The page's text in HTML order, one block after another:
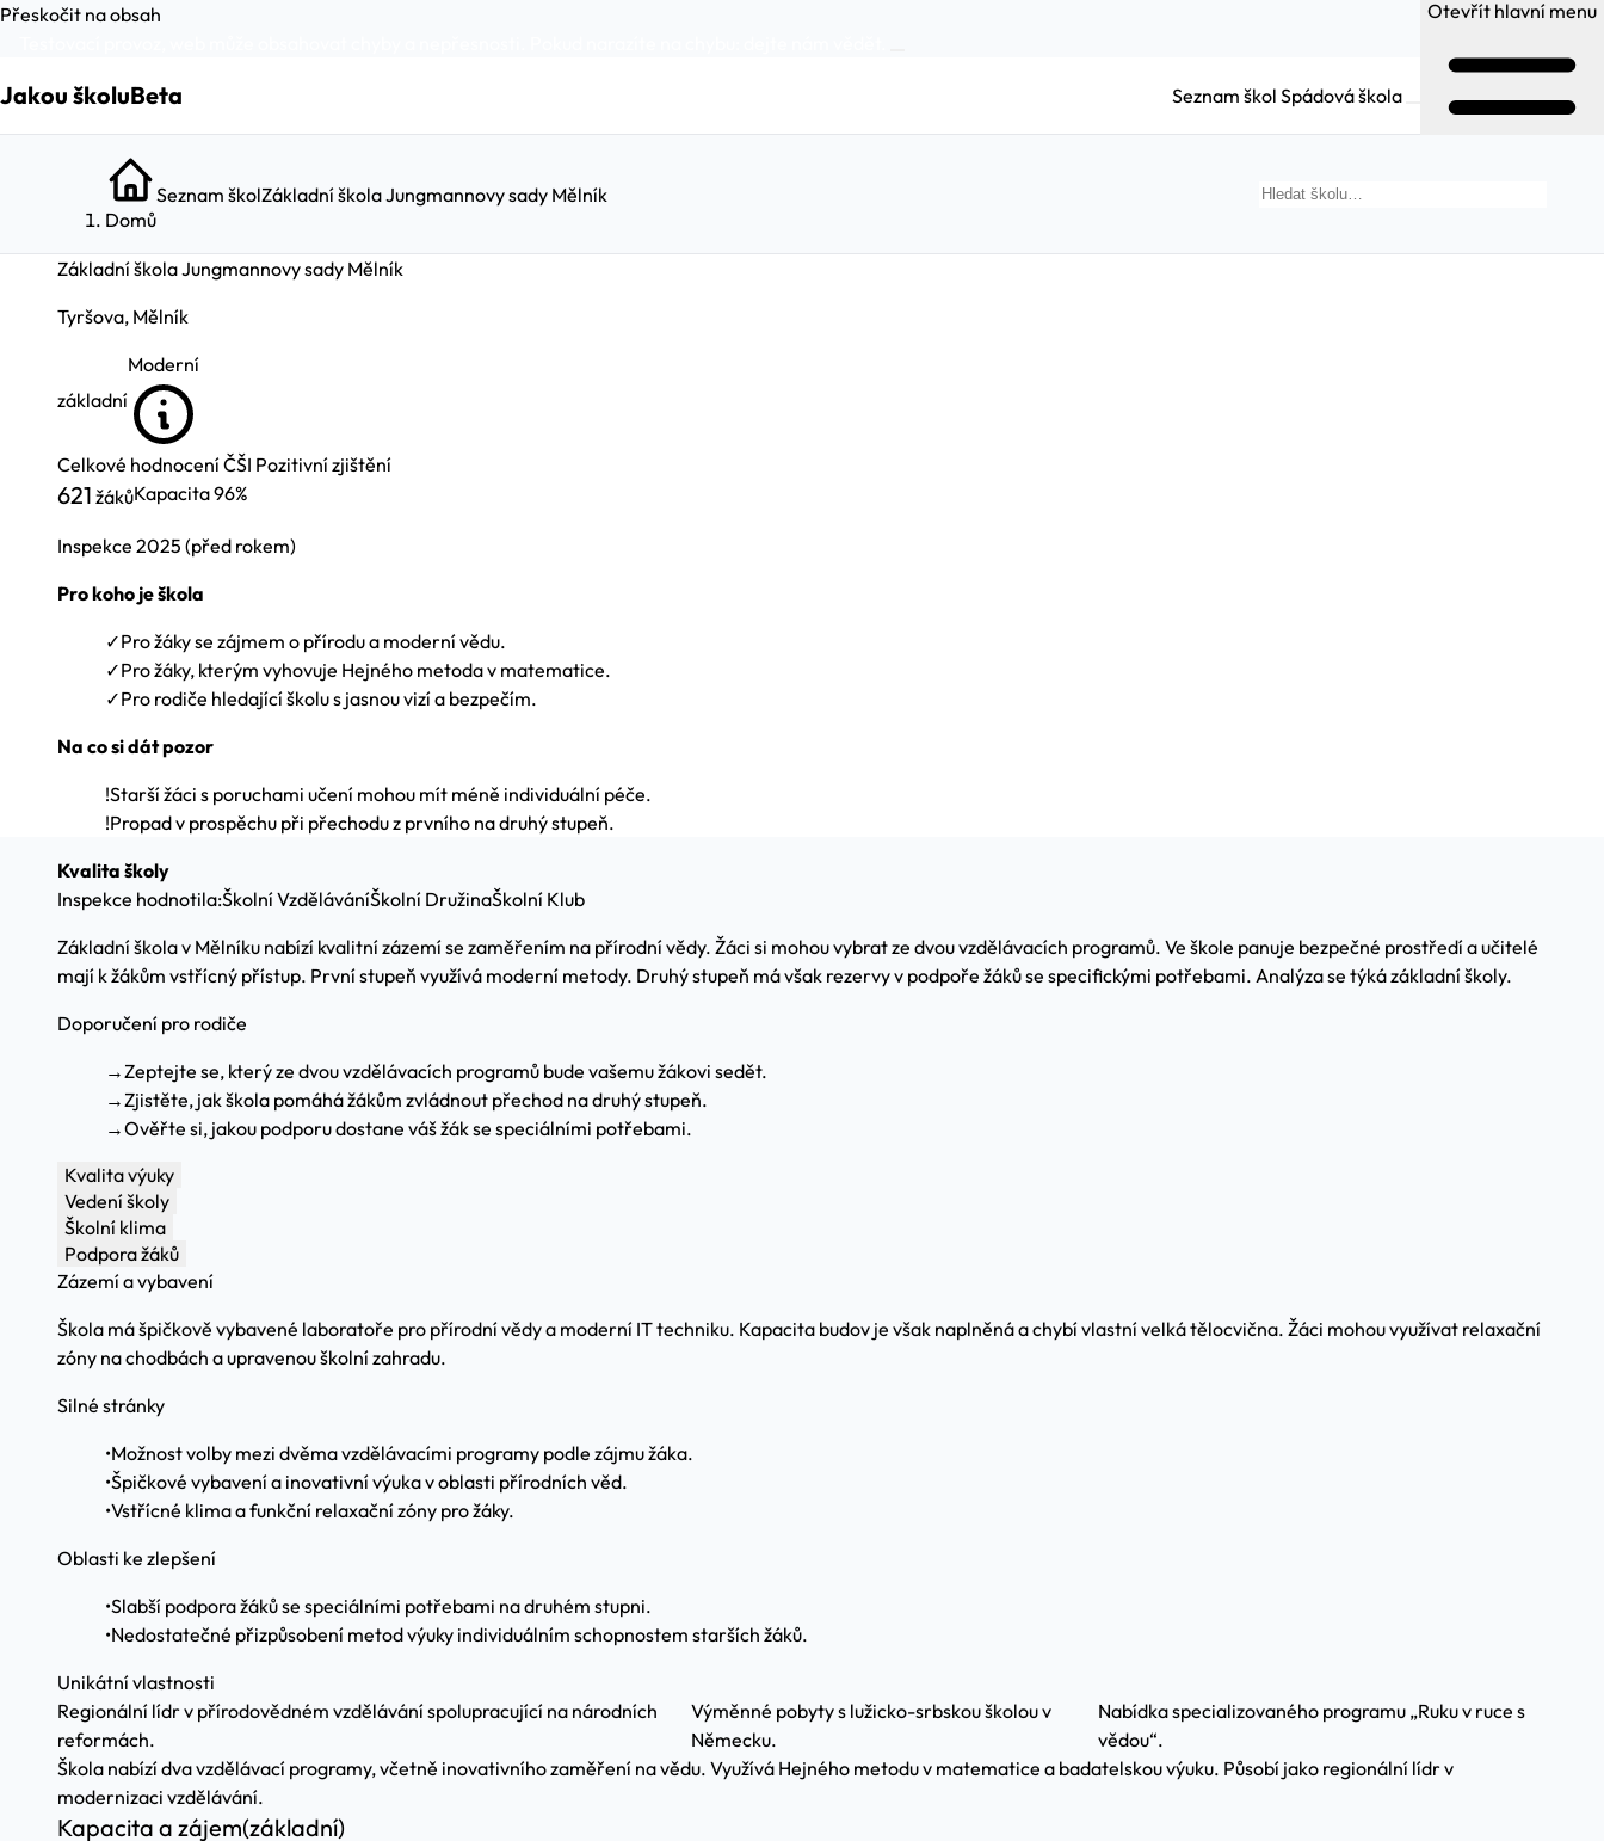
Přeskočit na obsah
Jakou školuBeta Seznam škol Spádová škola
Otevřít hlavní menu
Domů
Seznam školZákladní škola Jungmannovy sady Mělník
Základní škola Jungmannovy sady Mělník
Tyršova, Mělník
základní
Moderní
Celkové hodnocení ČŠI Pozitivní zjištění
621 žákůKapacita96%
Inspekce 2025 (před rokem)
Pro koho je škola
✓Pro žáky se zájmem o přírodu a moderní vědu.
✓Pro žáky, kterým vyhovuje Hejného metoda v matematice.
✓Pro rodiče hledající školu s jasnou vizí a bezpečím.
Na co si dát pozor
!Starší žáci s poruchami učení mohou mít méně individuální péče.
!Propad v prospěchu při přechodu z prvního na druhý stupeň.
Kvalita školy
Inspekce hodnotila:Školní VzděláváníŠkolní DružinaŠkolní Klub
Základní škola v Mělníku nabízí kvalitní zázemí se zaměřením na přírodní vědy. Žáci si mohou vybrat ze dvou vzdělávacích programů. Ve škole panuje bezpečné prostředí a učitelé
mají k žákům vstřícný přístup. První stupeň využívá moderní metody. Druhý stupeň má však rezervy v podpoře žáků se specifickými potřebami. Analýza se týká základní školy.
Doporučení pro rodiče
→Zeptejte se, který ze dvou vzdělávacích programů bude vašemu žákovi sedět.
→Zjistěte, jak škola pomáhá žákům zvládnout přechod na druhý stupeň.
→Ověřte si, jakou podporu dostane váš žák se speciálními potřebami.
Kvalita výuky
Vedení školy
Školní klima
Podpora žáků
Zázemí a vybavení
Škola má špičkově vybavené laboratoře pro přírodní vědy a moderní IT techniku. Kapacita budov je však naplněná a chybí vlastní velká tělocvična. Žáci mohou využívat relaxační
zóny na chodbách a upravenou školní zahradu.
Silné stránky
•Možnost volby mezi dvěma vzdělávacími programy podle zájmu žáka.
•Špičkové vybavení a inovativní výuka v oblasti přírodních věd.
•Vstřícné klima a funkční relaxační zóny pro žáky.
Oblasti ke zlepšení
•Slabší podpora žáků se speciálními potřebami na druhém stupni.
•Nedostatečné přizpůsobení metod výuky individuálním schopnostem starších žáků.
Unikátní vlastnosti
Regionální lídr v přírodovědném vzdělávání spolupracující na národních
reformách.
Výměnné pobyty s lužicko-srbskou školou v
Německu.
Nabídka specializovaného programu „Ruku v ruce s
vědou“.
Škola nabízí dva vzdělávací programy, včetně inovativního zaměření na vědu. Využívá Hejného metodu v matematice a badatelskou výuku. Působí jako regionální lídr v
modernizaci vzdělávání.
Kapacita a zájem(základní)